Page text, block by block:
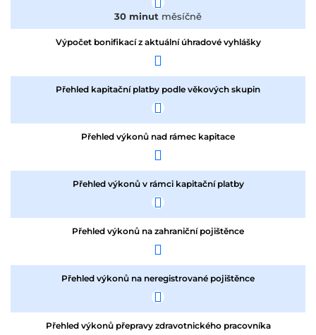
30 minut měsíčně
Výpočet bonifikací z aktuální úhradové vyhlášky
Přehled kapitační platby podle věkových skupin
Přehled výkonů nad rámec kapitace
Přehled výkonů v rámci kapitační platby
Přehled výkonů na zahraniční pojištěnce
Přehled výkonů na neregistrované pojištěnce
Přehled výkonů přepravy zdravotnického pracovníka